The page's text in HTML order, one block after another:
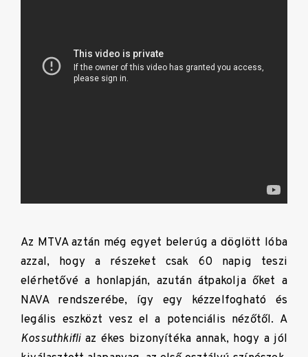
Az MTVA aztán még egyet belerúg a döglött lóba
azzal, hogy a részeket csak 60 napig teszi
elérhetővé a honlapján, azután átpakolja őket a
NAVA rendszerébe, így egy kézzelfogható és
legális eszközt vesz el a potenciális nézőtől. A
Kossuthkifliaz ékes bizonyítéka annak, hogy a jól